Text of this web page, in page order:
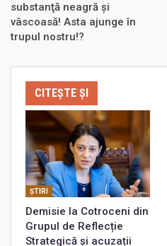
substanţă neagră şi
vâscoasă! Asta ajunge în
trupul nostru!?
CITEȘTE ȘI
ŞTIRI
Demisie la Cotroceni din
Grupul de Reflecție
Strategică și acuzații